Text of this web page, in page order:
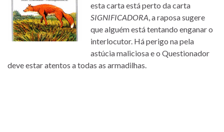
esta carta está perto da carta
SIGNIFICADORA, a raposa sugere
que alguém está tentando enganar o
interlocutor. Há perigo na pela
astúcia maliciosa e o Questionador
deve estar atentos a todas as armadilhas.